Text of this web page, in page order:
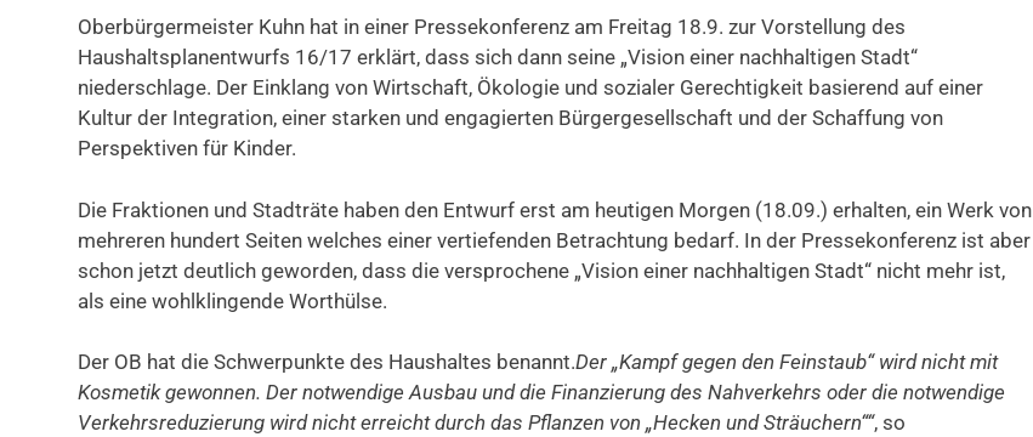
Oberbürgermeister Kuhn hat in einer Pressekonferenz am Freitag 18.9. zur Vorstellung des
Haushaltsplanentwurfs 16/17 erklärt, dass sich dann seine „Vision einer nachhaltigen Stadt“
niederschlage. Der Einklang von Wirtschaft, Ökologie und sozialer Gerechtigkeit basierend auf einer
Kultur der Integration, einer starken und engagierten Bürgergesellschaft und der Schaffung von
Perspektiven für Kinder.
Die Fraktionen und Stadträte haben den Entwurf erst am heutigen Morgen (18.09.) erhalten, ein Werk von
mehreren hundert Seiten welches einer vertiefenden Betrachtung bedarf. In der Pressekonferenz ist aber
schon jetzt deutlich geworden, dass die versprochene „Vision einer nachhaltigen Stadt“ nicht mehr ist,
als eine wohlklingende Worthülse.
Der OB hat die Schwerpunkte des Haushaltes benannt.Der „Kampf gegen den Feinstaub“ wird nicht mit
Kosmetik gewonnen. Der notwendige Ausbau und die Finanzierung des Nahverkehrs oder die notwendige
Verkehrsreduzierung wird nicht erreicht durch das Pflanzen von „Hecken und Sträuchern““, so